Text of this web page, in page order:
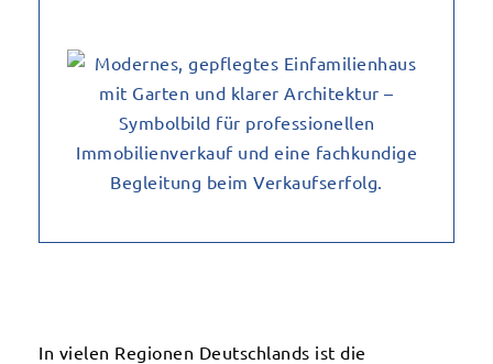
In vielen Regionen Deutschlands ist die